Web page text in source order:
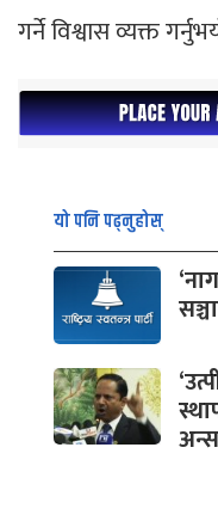
गर्ने विश्वास व्यक्त
यो पनि पढ्नुहोस्